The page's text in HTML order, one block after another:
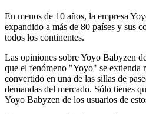
En menos de 10 años, la empresa
expandido a más de 80 países y sus
todos los continentes.
Las opiniones sobre Yoyo Babyzen
que el fenómeno "Yoyo" se extienda
convertido en una de las sillas de
demandas del mercado. Sólo tienes
Yoyo Babyzen de los usuarios de